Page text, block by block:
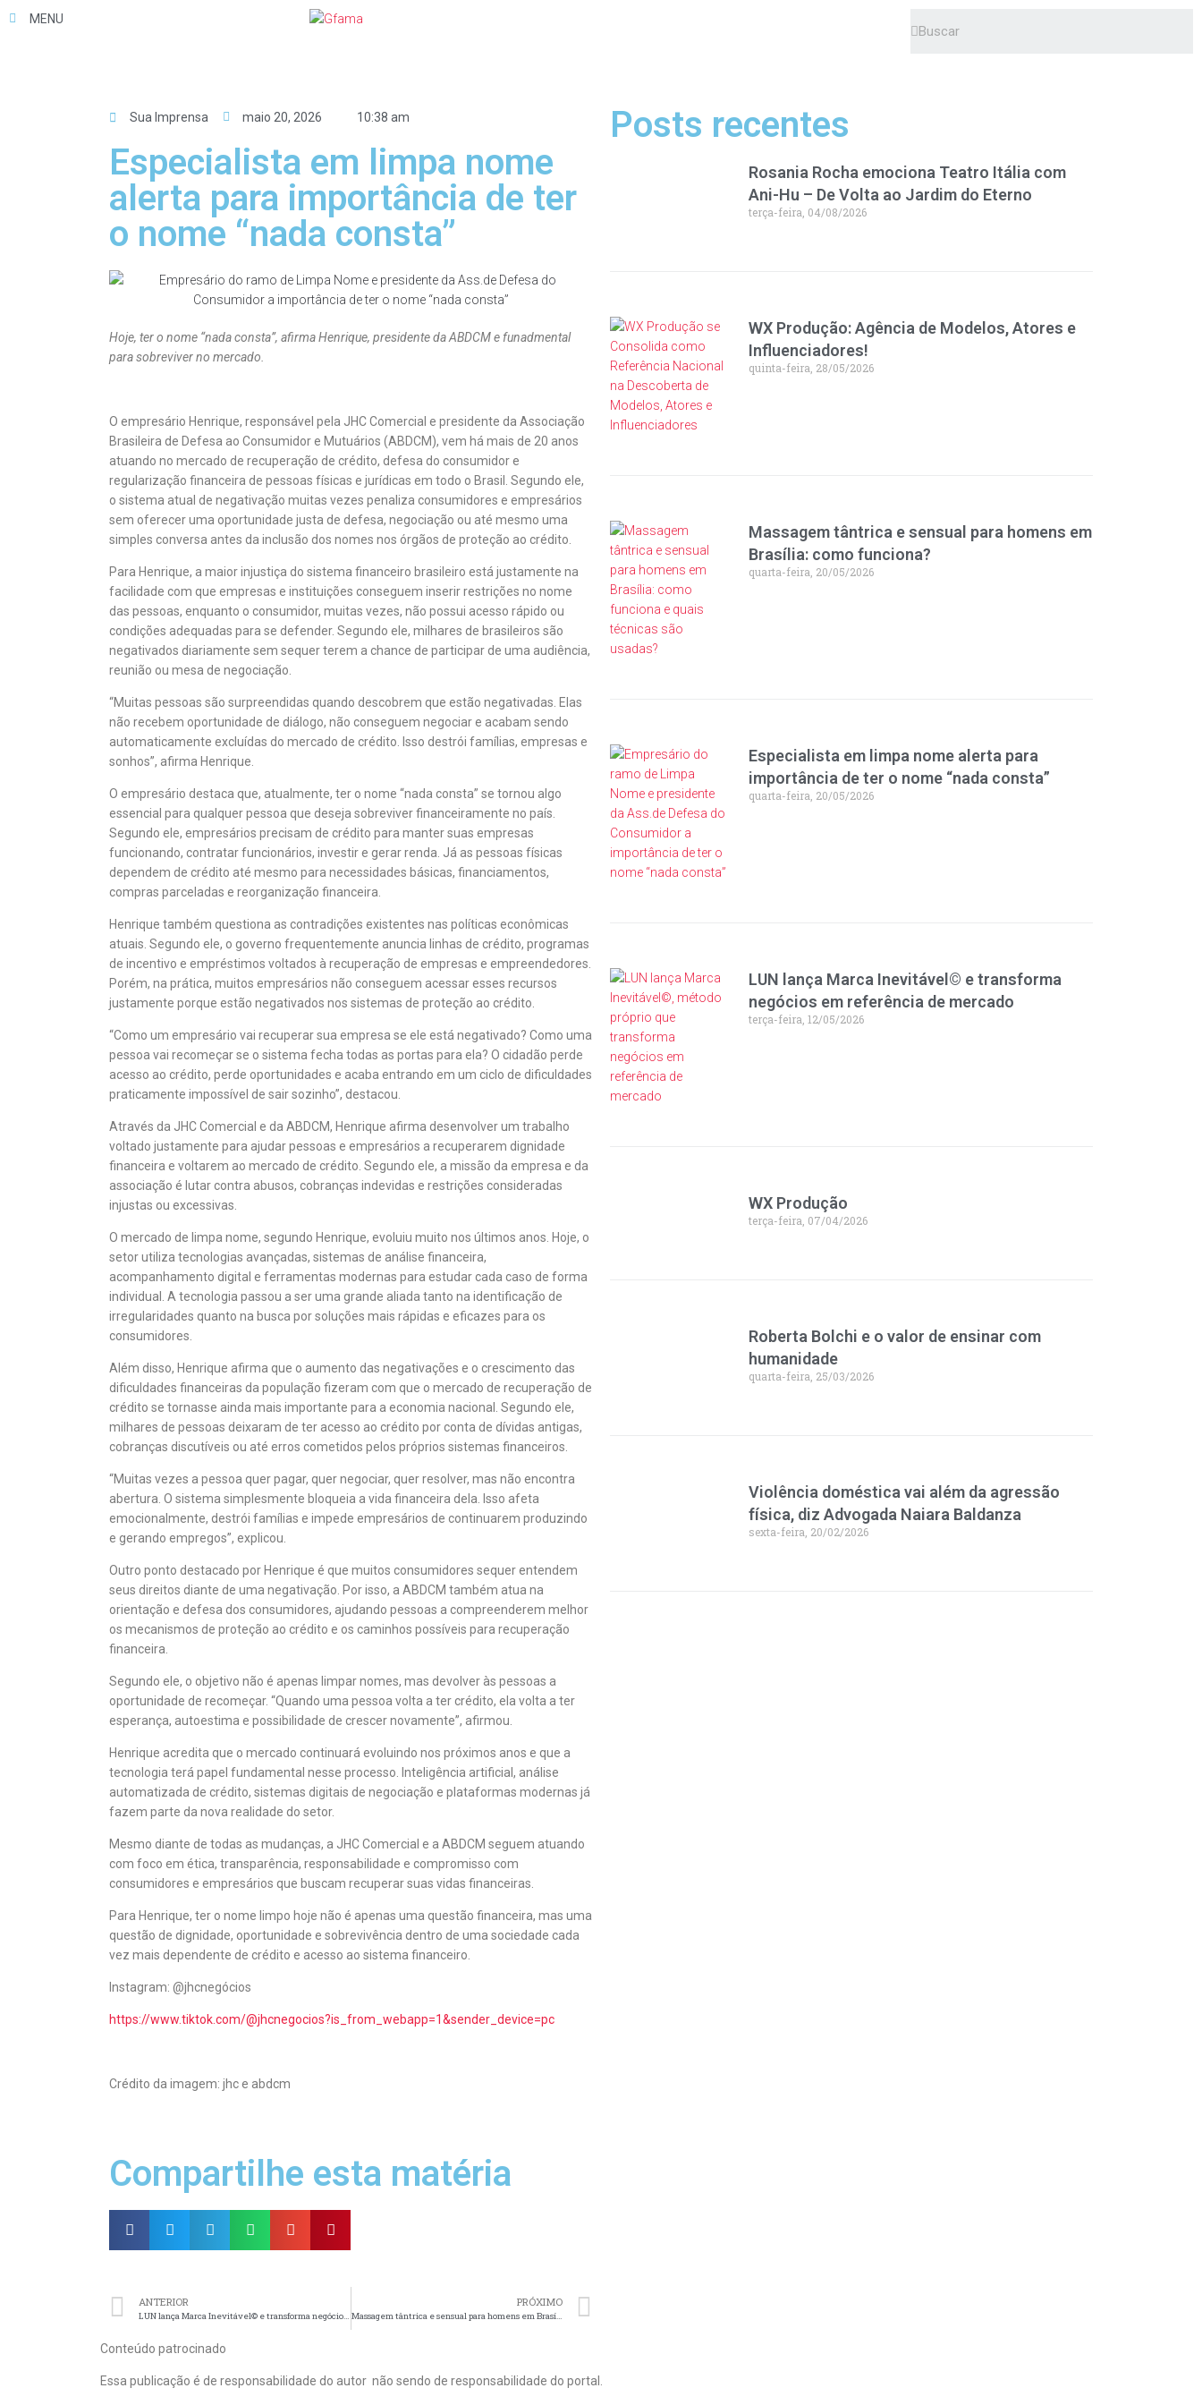
MENU
Sua Imprensa maio 20, 2026 10:38 am
Especialista em limpa nome
alerta para importância de ter
o nome “nada consta”
Hoje, ter o nome “nada consta”, afirma Henrique, presidente da ABDCM e funadmental
para sobreviver no mercado.
O empresário Henrique, responsável pela JHC Comercial e presidente da Associação
Brasileira de Defesa ao Consumidor e Mutuários (ABDCM), vem há mais de 20 anos
atuando no mercado de recuperação de crédito, defesa do consumidor e
regularização financeira de pessoas físicas e jurídicas em todo o Brasil. Segundo ele,
o sistema atual de negativação muitas vezes penaliza consumidores e empresários
sem oferecer uma oportunidade justa de defesa, negociação ou até mesmo uma
simples conversa antes da inclusão dos nomes nos órgãos de proteção ao crédito.
Para Henrique, a maior injustiça do sistema financeiro brasileiro está justamente na
facilidade com que empresas e instituições conseguem inserir restrições no nome
das pessoas, enquanto o consumidor, muitas vezes, não possui acesso rápido ou
condições adequadas para se defender. Segundo ele, milhares de brasileiros são
negativados diariamente sem sequer terem a chance de participar de uma audiência,
reunião ou mesa de negociação.
“Muitas pessoas são surpreendidas quando descobrem que estão negativadas. Elas
não recebem oportunidade de diálogo, não conseguem negociar e acabam sendo
automaticamente excluídas do mercado de crédito. Isso destrói famílias, empresas e
sonhos”, afirma Henrique.
O empresário destaca que, atualmente, ter o nome “nada consta” se tornou algo
essencial para qualquer pessoa que deseja sobreviver financeiramente no país.
Segundo ele, empresários precisam de crédito para manter suas empresas
funcionando, contratar funcionários, investir e gerar renda. Já as pessoas físicas
dependem de crédito até mesmo para necessidades básicas, financiamentos,
compras parceladas e reorganização financeira.
Henrique também questiona as contradições existentes nas políticas econômicas
atuais. Segundo ele, o governo frequentemente anuncia linhas de crédito, programas
de incentivo e empréstimos voltados à recuperação de empresas e empreendedores.
Porém, na prática, muitos empresários não conseguem acessar esses recursos
justamente porque estão negativados nos sistemas de proteção ao crédito.
“Como um empresário vai recuperar sua empresa se ele está negativado? Como uma
pessoa vai recomeçar se o sistema fecha todas as portas para ela? O cidadão perde
acesso ao crédito, perde oportunidades e acaba entrando em um ciclo de dificuldades
praticamente impossível de sair sozinho”, destacou.
Através da JHC Comercial e da ABDCM, Henrique afirma desenvolver um trabalho
voltado justamente para ajudar pessoas e empresários a recuperarem dignidade
financeira e voltarem ao mercado de crédito. Segundo ele, a missão da empresa e da
associação é lutar contra abusos, cobranças indevidas e restrições consideradas
injustas ou excessivas.
O mercado de limpa nome, segundo Henrique, evoluiu muito nos últimos anos. Hoje, o
setor utiliza tecnologias avançadas, sistemas de análise financeira,
acompanhamento digital e ferramentas modernas para estudar cada caso de forma
individual. A tecnologia passou a ser uma grande aliada tanto na identificação de
irregularidades quanto na busca por soluções mais rápidas e eficazes para os
consumidores.
Além disso, Henrique afirma que o aumento das negativações e o crescimento das
dificuldades financeiras da população fizeram com que o mercado de recuperação de
crédito se tornasse ainda mais importante para a economia nacional. Segundo ele,
milhares de pessoas deixaram de ter acesso ao crédito por conta de dívidas antigas,
cobranças discutíveis ou até erros cometidos pelos próprios sistemas financeiros.
“Muitas vezes a pessoa quer pagar, quer negociar, quer resolver, mas não encontra
abertura. O sistema simplesmente bloqueia a vida financeira dela. Isso afeta
emocionalmente, destrói famílias e impede empresários de continuarem produzindo
e gerando empregos”, explicou.
Outro ponto destacado por Henrique é que muitos consumidores sequer entendem
seus direitos diante de uma negativação. Por isso, a ABDCM também atua na
orientação e defesa dos consumidores, ajudando pessoas a compreenderem melhor
os mecanismos de proteção ao crédito e os caminhos possíveis para recuperação
financeira.
Segundo ele, o objetivo não é apenas limpar nomes, mas devolver às pessoas a
oportunidade de recomeçar. “Quando uma pessoa volta a ter crédito, ela volta a ter
esperança, autoestima e possibilidade de crescer novamente”, afirmou.
Henrique acredita que o mercado continuará evoluindo nos próximos anos e que a
tecnologia terá papel fundamental nesse processo. Inteligência artificial, análise
automatizada de crédito, sistemas digitais de negociação e plataformas modernas já
fazem parte da nova realidade do setor.
Mesmo diante de todas as mudanças, a JHC Comercial e a ABDCM seguem atuando
com foco em ética, transparência, responsabilidade e compromisso com
consumidores e empresários que buscam recuperar suas vidas financeiras.
Para Henrique, ter o nome limpo hoje não é apenas uma questão financeira, mas uma
questão de dignidade, oportunidade e sobrevivência dentro de uma sociedade cada
vez mais dependente de crédito e acesso ao sistema financeiro.
Instagram: @jhcnegócios
https://www.tiktok.com/@jhcnegocios?is_from_webapp=1&sender_device=pc
Crédito da imagem: jhc e abdcm
Compartilhe esta matéria
ANTERIOR
LUN lança Marca Inevitável© e transforma negócios em referência de mercado
PRÓXIMO
Massagem tântrica e sensual para homens em Brasília: como funciona?
Posts recentes
Rosania Rocha emociona Teatro Itália com
Ani-Hu – De Volta ao Jardim do Eterno
terça-feira, 04/08/2026
WX Produção: Agência de Modelos, Atores e
Influenciadores!
quinta-feira, 28/05/2026
Massagem tântrica e sensual para homens em
Brasília: como funciona?
quarta-feira, 20/05/2026
Especialista em limpa nome alerta para
importância de ter o nome “nada consta”
quarta-feira, 20/05/2026
LUN lança Marca Inevitável© e transforma
negócios em referência de mercado
terça-feira, 12/05/2026
WX Produção
terça-feira, 07/04/2026
Roberta Bolchi e o valor de ensinar com
humanidade
quarta-feira, 25/03/2026
Violência doméstica vai além da agressão
física, diz Advogada Naiara Baldanza
sexta-feira, 20/02/2026
Conteúdo patrocinado
Essa publicação é de responsabilidade do autor não sendo de responsabilidade do portal.